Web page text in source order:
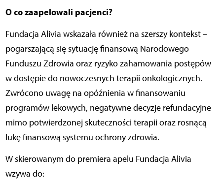
O co zaapelowali pacjenci?
Fundacja Alivia wskazała również na szerszy kontekst –
pogarszającą się sytuację finansową Narodowego
Funduszu Zdrowia oraz ryzyko zahamowania postępów
w dostępie do nowoczesnych terapii onkologicznych.
Zwrócono uwagę na opóźnienia w finansowaniu
programów lekowych, negatywne decyzje refundacyjne
mimo potwierdzonej skuteczności terapii oraz rosnącą
lukę finansową systemu ochrony zdrowia.
W skierowanym do premiera apelu Fundacja Alivia
wzywa do: